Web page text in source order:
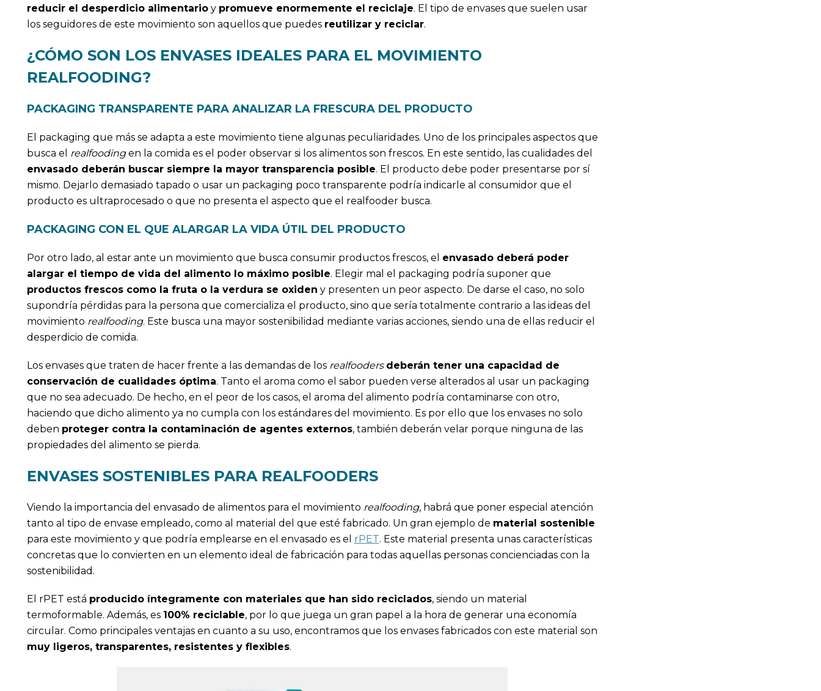
reducir el desperdicio alimentarioy promueve enormemente el reciclaje. El tipo de envases que suelen usar
los seguidores de este movimiento son aquellos que puedes reutilizar y reciclar.
¿CÓMO SON LOS ENVASES IDEALES PARA EL MOVIMIENTO
REALFOODING?
PACKAGING TRANSPARENTE PARA ANALIZAR LA FRESCURA DEL PRODUCTO
El packaging que más se adapta a este movimiento tiene algunas peculiaridades. Uno de los principales aspectos que
busca el realfoodingen la comida es el poder observar si los alimentos son frescos. En este sentido, las cualidades del
envasado deberán buscar siempre la mayor transparencia posible. El producto debe poder presentarse por sí
mismo. Dejarlo demasiado tapado o usar un packaging poco transparente podría indicarle al consumidor que el
producto es ultraprocesado o que no presenta el aspecto que el realfooder busca.
PACKAGING CON EL QUE ALARGAR LA VIDA ÚTIL DEL PRODUCTO
Por otro lado, al estar ante un movimiento que busca consumir productos frescos, el envasado deberá poder
alargar el tiempo de vida del alimento lo máximo posible. Elegir mal el packaging podría suponer que
productos frescos como la fruta o la verdura se oxiden y presenten un peor aspecto. De darse el caso, no solo
supondría pérdidas para la persona que comercializa el producto, sino que sería totalmente contrario a las ideas del
movimiento realfooding. Este busca una mayor sostenibilidad mediante varias acciones, siendo una de ellas reducir el
desperdicio de comida.
Los envases que traten de hacer frente a las demandas de losrealfooders deberán tener una capacidad de
conservación de cualidades óptima. Tanto el aroma como el sabor pueden verse alterados al usar un packaging
que no sea adecuado. De hecho, en el peor de los casos, el aroma del alimento podría contaminarse con otro,
haciendo que dicho alimento ya no cumpla con los estándares del movimiento. Es por ello que los envases no solo
deben proteger contra la contaminación de agentes externos, también deberán velar porque ninguna de las
propiedades del alimento se pierda.
ENVASES SOSTENIBLES PARA REALFOODERS
Viendo la importancia del envasado de alimentos para el movimiento realfooding, habrá que poner especial atención
tanto al tipo de envase empleado, como al material del que esté fabricado. Un gran ejemplo de material sostenible
para este movimiento y que podría emplearse en el envasado es el rPET. Este material presenta unas características
concretas que lo convierten en un elemento ideal de fabricación para todas aquellas personas concienciadas con la
sostenibilidad.
El rPET está producido íntegramente con materiales que han sido reciclados, siendo un material
termoformable. Además, es 100% reciclable, por lo que juega un gran papel a la hora de generar una economía
circular. Como principales ventajas en cuanto a su uso, encontramos que los envases fabricados con este material son
muy ligeros, transparentes, resistentes y flexibles.